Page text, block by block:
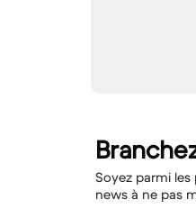
Soyez parmi les
news à ne pas